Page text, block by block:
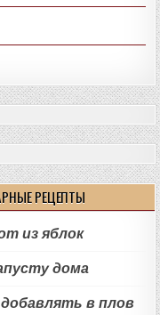
РЕЦЕПТЫ
из яблок
дома
в плов